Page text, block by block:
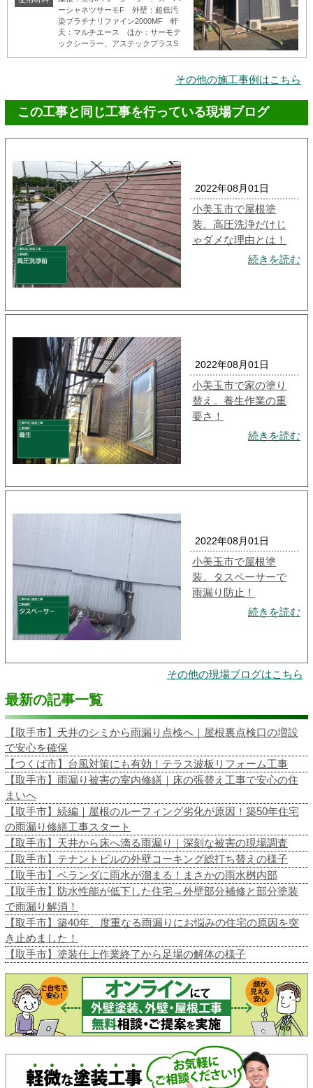
ーシャネツサーモF 外壁：超低汚
染プラチナリファイン2000MF 軒
天：マルチエース ほか：サーモテ
ックシーラー、アステックプラスS
その他の施工事例はこちら
この工事と同じ工事を行っている現場ブログ
2022年08月01日
小美玉市で屋根塗
装。高圧洗浄だけじ
ゃダメな理由とは！
続きを読む
2022年08月01日
小美玉市で家の塗り
替え。養生作業の重
要さ！
続きを読む
2022年08月01日
小美玉市で屋根塗
装。タスペーサーで
雨漏り防止！
続きを読む
その他の現場ブログはこちら
最新の記事一覧
【取手市】天井のシミから雨漏り点検へ｜屋根裏点検口の増設
で安心を確保
【つくば市】台風対策にも有効！テラス波板リフォーム工事
【取手市】雨漏り被害の室内修繕｜床の張替え工事で安心の住
まいへ
【取手市】続編｜屋根のルーフィング劣化が原因！築50年住宅
の雨漏り修繕工事スタート
【取手市】天井から床へ滴る雨漏り｜深刻な被害の現場調査
【取手市】テナントビルの外壁コーキング総打ち替えの様子
【取手市】ベランダに雨水が溜まる！まさかの雨水桝内部
【取手市】防水性能が低下した住宅→外壁部分補修と部分塗装
で雨漏り解消！
【取手市】築40年、度重なる雨漏りにお悩みの住宅の原因を突
き止めました！
【取手市】塗装仕上作業終了から足場の解体の様子